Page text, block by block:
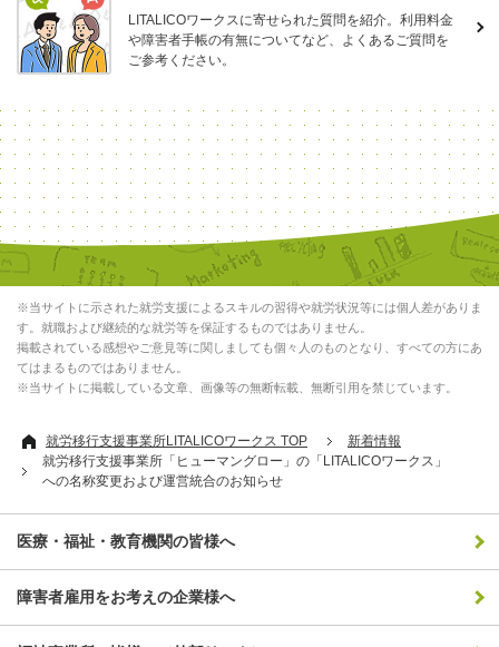
LITALICOワークスに寄せられた質問を紹介。利用料金
や障害者手帳の有無についてなど、よくあるご質問を
ご参考ください。
※当サイトに示された就労支援によるスキルの習得や就労状況等には個人差がありま
す。就職および継続的な就労等を保証するものではありません。
掲載されている感想やご意見等に関しましても個々人のものとなり、すべての方にあ
てはまるものではありません。
※当サイトに掲載している文章、画像等の無断転載、無断引用を禁じています。
就労移行支援事業所LITALICOワークス TOP
新着情報
就労移行支援事業所「ヒューマングロー」の「LITALICOワークス」
への名称変更および運営統合のお知らせ
医療・福祉・教育機関の皆様へ
障害者雇用をお考えの企業様へ